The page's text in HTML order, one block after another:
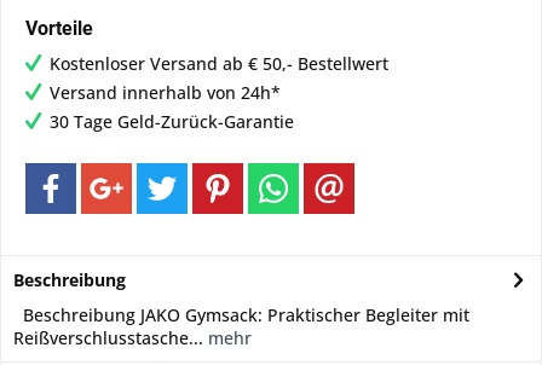
Vorteile
Kostenloser Versand ab € 50,- Bestellwert
Versand innerhalb von 24h*
30 Tage Geld-Zurück-Garantie
Beschreibung
Beschreibung JAKO Gymsack: Praktischer Begleiter mit
Reißverschlusstasche... mehr